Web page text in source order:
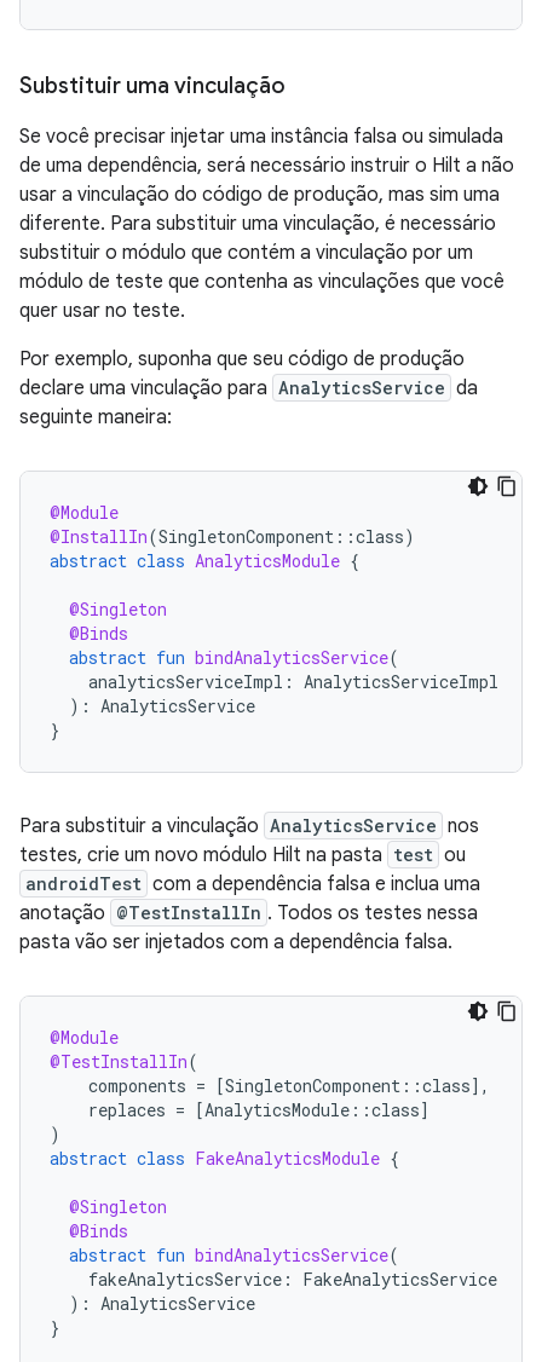
Substituir uma vinculação
Se você precisar injetar uma instância falsa ou simulada
de uma dependência, será necessário instruir o Hilt a não
usar a vinculação do código de produção, mas sim uma
diferente. Para substituir uma vinculação, é necessário
substituir o módulo que contém a vinculação por um
módulo de teste que contenha as vinculações que você
quer usar no teste.
Por exemplo, suponha que seu código de produção
declare uma vinculação para AnalyticsService da
seguinte maneira:
@Module
@InstallIn(SingletonComponent ::class)
abstract class AnalyticsModule {
@Singleton
@Binds
abstract fun bindAnalyticsService(
analyticsServiceImpl : AnalyticsServiceImpl
): AnalyticsService
}
Para substituir a vinculação AnalyticsService nos
testes, crie um novo módulo Hilt na pasta test ou
androidTest com a dependência falsa e inclua uma
anotação @TestInstallIn . Todos os testes nessa
pasta vão ser injetados com a dependência falsa.
@Module
@TestInstallIn(
components = [SingletonComponent ::class] ,
replaces = [AnalyticsModule ::class]
)
abstract class FakeAnalyticsModule {
@Singleton
@Binds
abstract fun bindAnalyticsService(
fakeAnalyticsService :
FakeAnalyticsService
): AnalyticsService
}